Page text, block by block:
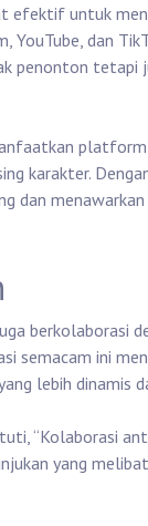
untuk
dan
penonton tetapi
karakter.
dan
berkolaborasi
semacam ini
lebih dinamis
“Kolaborasi
yang